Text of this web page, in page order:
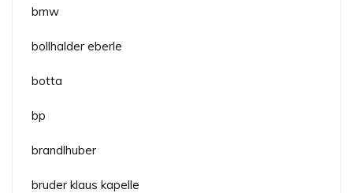
bmw
bollhalder eberle
botta
bp
brandlhuber
bruder klaus kapelle